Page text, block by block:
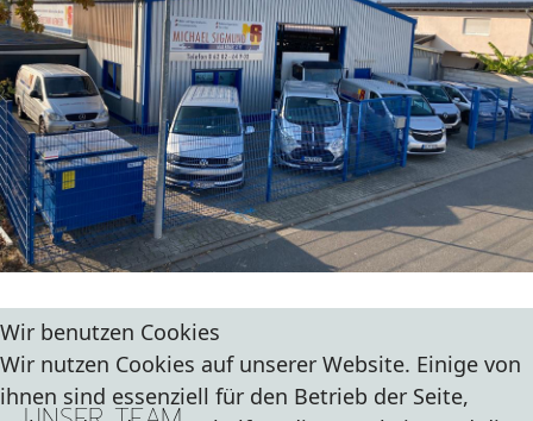
Wir benutzen Cookies
Wir nutzen Cookies auf unserer Website. Einige von
ihnen sind essenziell für den Betrieb der Seite,